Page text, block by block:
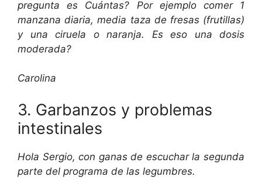
pregunta es Cuántas? Por ejemplo comer 1
manzana diaria, media taza de fresas (frutillas)
y una ciruela o naranja. Es eso una dosis
moderada?
Carolina
3. Garbanzos y problemas
intestinales
Hola Sergio, con ganas de escuchar la segunda
parte del programa de las legumbres.